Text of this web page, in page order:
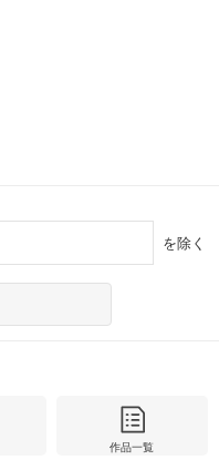
を除く
作品一覧